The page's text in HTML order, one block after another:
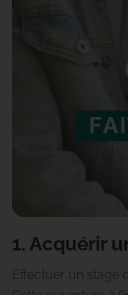
1. Acquérir
Effectuer un stage